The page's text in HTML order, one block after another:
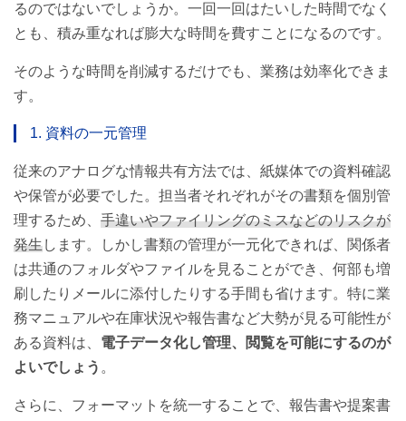
るのではないでしょうか。一回一回はたいした時間でなく
とも、積み重なれば膨大な時間を費すことになるのです。
そのような時間を削減するだけでも、業務は効率化できま
す。
1. 資料の一元管理
従来のアナログな情報共有方法では、紙媒体での資料確認
や保管が必要でした。担当者それぞれがその書類を個別管
理するため、 手違いやファイリングのミスなどのリスクが
発生します。しかし書類の管理が一元化できれば、関係者
は共通のフォルダやファイルを見ることができ、何部も増
刷したりメールに添付したりする手間も省けます。特に業
務マニュアルや在庫状況や報告書など大勢が見る可能性が
ある資料は、 電子データ化し管理、閲覧を可能にするのが
よいでしょう 。
さらに、フォーマットを統一することで、報告書や提案書